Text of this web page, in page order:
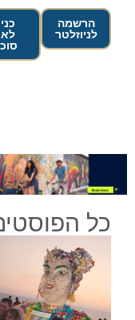
הרשמה
לניוזלטר
כל